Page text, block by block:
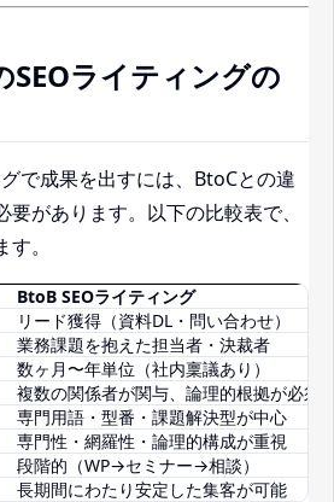
ライティングの
で成果を出すには、BtoCとの違
があります。以下の比較表で、
。
BtoB SEOライティング
リード獲得（資料DL・問い合わせ）
業務課題を抱えた担当者・決裁者
数ヶ月〜年単位（社内稟議あり）
複数の関係者が関与、論理的根拠が必須
専門用語・型番・課題解決型が中心
専門性・網羅性・論理的構成が重視
段階的（WP→セミナー→相談）
長期間にわたり安定した集客が可能